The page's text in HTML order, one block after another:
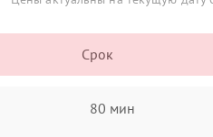
Срок
80 мин